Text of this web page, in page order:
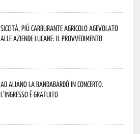
Siccità, più carburante agricolo agevolato
alle aziende lucane: il provvedimento
Ad Aliano la Bandabardò in concerto.
L’ingresso è gratuito